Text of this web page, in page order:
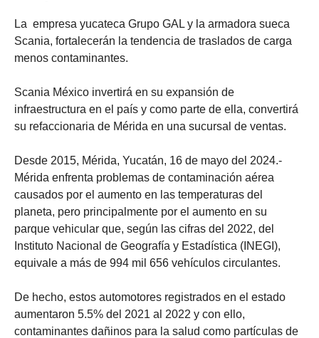
La empresa yucateca Grupo GAL y la armadora sueca
Scania, fortalecerán la tendencia de traslados de carga
menos contaminantes.
Scania México invertirá en su expansión de
infraestructura en el país y como parte de ella, convertirá
su refaccionaria de Mérida en una sucursal de ventas.
Desde 2015, Mérida, Yucatán, 16 de mayo del 2024.-
Mérida enfrenta problemas de contaminación aérea
causados por el aumento en las temperaturas del
planeta, pero principalmente por el aumento en su
parque vehicular que, según las cifras del 2022, del
Instituto Nacional de Geografía y Estadística (INEGI),
equivale a más de 994 mil 656 vehículos circulantes.
De hecho, estos automotores registrados en el estado
aumentaron 5.5% del 2021 al 2022 y con ello,
contaminantes dañinos para la salud como partículas de